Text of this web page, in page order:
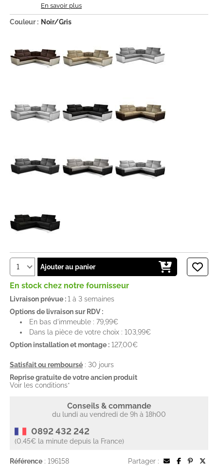
En savoir plus
Couleur : Noir/Gris
Ajouter au panier
En stock chez notre fournisseur
Livraison prévue :1 à 3 semaines
Options de livraison sur RDV :
En bas d'immeuble : 79,99€
Dans la pièce de votre choix : 103,99€
Option installation et montage : 127,00€
Satisfait ou remboursé : 30 jours
Reprise gratuite de votre ancien produit
Voir les conditions*
Conseils & commande
du lundi au vendredi de 9h à 18h00
0892 432 242
(0.45€ la minute depuis la France)
Référence : 196158 Partager :